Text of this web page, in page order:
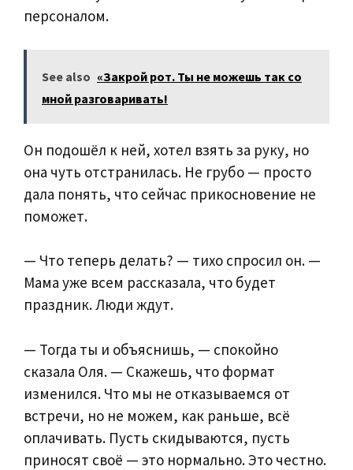
персоналом.
See also «Закрой рот. Ты не можешь так со
мной разговаривать!
Он подошёл к ней, хотел взять за руку, но
она чуть отстранилась. Не грубо — просто
дала понять, что сейчас прикосновение не
поможет.
— Что теперь делать? — тихо спросил он. —
Мама уже всем рассказала, что будет
праздник. Люди ждут.
— Тогда ты и объяснишь, — спокойно
сказала Оля. — Скажешь, что формат
изменился. Что мы не отказываемся от
встречи, но не можем, как раньше, всё
оплачивать. Пусть скидываются, пусть
приносят своё — это нормально. Это честно.